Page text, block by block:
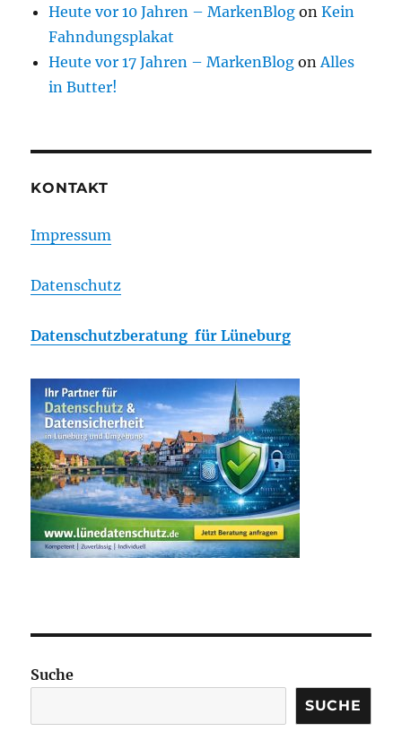
Heute vor 10 Jahren – MarkenBlog onKein
Fahndungsplakat
Heute vor 17 Jahren – MarkenBlog onAlles
in Butter!
KONTAKT
Impressum
Datenschutz
Datenschutzberatung für Lüneburg
Suche
SUCHE